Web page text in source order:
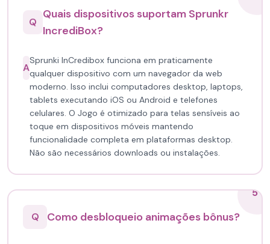
Q
Quais dispositivos suportam Sprunkr
IncrediBox?
A
Sprunki InCredibox funciona em praticamente
qualquer dispositivo com um navegador da web
moderno. Isso inclui computadores desktop, laptops,
tablets executando iOS ou Android e telefones
celulares. O Jogo é otimizado para telas sensíveis ao
toque em dispositivos móveis mantendo
funcionalidade completa em plataformas desktop.
Não são necessários downloads ou instalações.
5
Q
Como desbloqueio animações bônus?